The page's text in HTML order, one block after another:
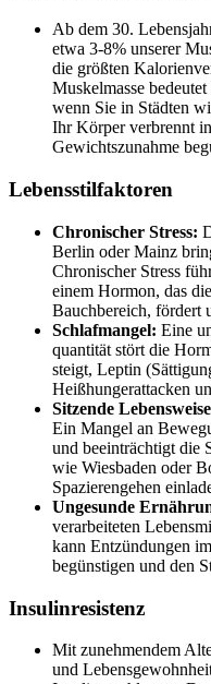
Ab dem 30.
etwa 3-8% unserer
die größten
Muskelmasse
wenn Sie in Städten
Ihr Körper verbrennt
Gewichtszunahme
Lebensstilfaktoren
Chronischer Stress:
Berlin oder Mainz
Chronischer Stress
einem Hormon, das
Bauchbereich, fördert
Schlafmangel: Eine
quantität stört die
steigt, Leptin
Heißhungerattacken
Sitzende
Ein Mangel an
und beeinträchtigt die
wie Wiesbaden oder
Spazierengehen
Ungesunde
verarbeiteten
kann Entzündungen
begünstigen und den
Insulinresistenz
Mit zunehmendem
und